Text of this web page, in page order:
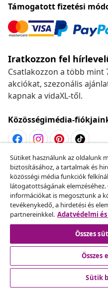
Támogatott fizetési
Iratkozzon fel
Csatlakozzon a több mint
akciókat, szezonális
kapnak a vidaXL-től.
Közösségimédia-
Szerződéstől való
Küldj be egy rendelés
kérelmet.
Üzlet
Sütiket használunk az oldalunk
biztosításához, a tartalmak és
közösségi média funkciók
látogatottságának
információkat is megosztunk a
tevékenykedő, a hirdetési és
partnereinkkel. Adatvédelmi
Összes
Összes
Sütik